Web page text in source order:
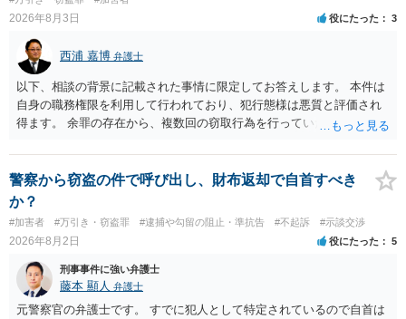
2026年8月3日 役にたった 3
西浦 嘉博 弁護士
以下、相談の背景に記載された事情に限定してお答えします。 本件は
自身の職務権限を利用して行われており、犯行態様は悪質と評価され
得ます。 余罪の存在から、複数回の窃取行為を行っていたことも悪質
ると思われます。 他方、余罪を含めた全額を弁済していることは、被
害者の経済的損害の回復として有利に斟酌されます。 また、前科前歴
を有しないことも、規範意識が鈍磨しきっているとまでは言えず、有
利な点です。 その他、家族の監督等の情状証拠を適切に提出すること
で、私見ですが、執行猶予判決を視野に入れることが可能な事案と思
われます。 上記、一つの意見として参考ください。
警察から窃盗の件で呼び出し、財布返却で自首すべき
か？
#加害者 #万引き・窃盗罪 #逮捕や勾留の阻止・準抗告 #不起訴 #示談交渉
2026年8月2日 役にたった 5
刑事事件に強い弁護士
藤本 顯人 弁護士
元警察官の弁護士です。 すでに犯人として特定されているので自首は